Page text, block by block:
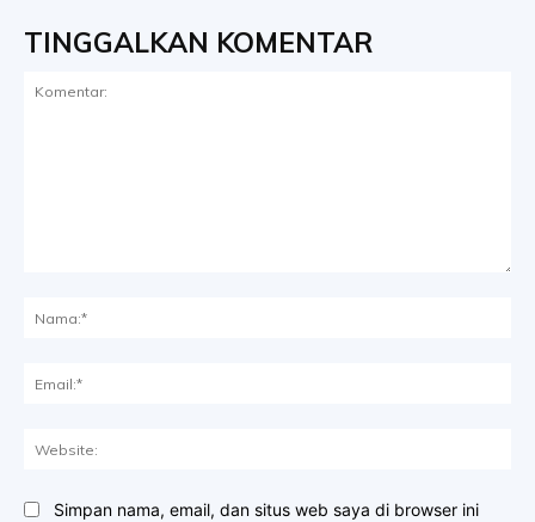
TINGGALKAN KOMENTAR
Simpan nama, email, dan situs web saya di browser ini